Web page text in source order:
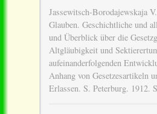
Jassewitsch-Borodajewskaja
Glauben. Geschichtliche und
und Überblick über die
Altgläubigkeit und
aufeinanderfolgenden
Anhang von Gesetzesartikeln
Erlassen. S. Peterburg. 1912.